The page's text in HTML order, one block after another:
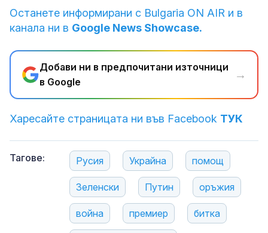
Останете информирани с Bulgaria ON AIR и в
канала ни в Google News Showcase.
Добави ни в предпочитани източници
в Google
→
Харесайте страницата ни във Facebook ТУК
Тагове: Русия Украйна помощ
Зеленски Путин оръжия
война премиер битка